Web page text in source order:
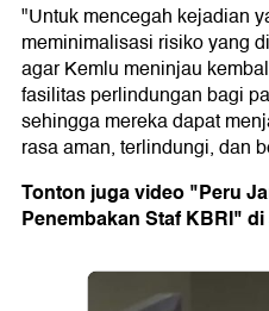
"Untuk mencegah kejadian
meminimalisasi risiko yang
agar Kemlu meninjau
fasilitas perlindungan bagi
sehingga mereka dapat
rasa aman, terlindungi, dan
Tonton juga video "Peru
Penembakan Staf KBRI"